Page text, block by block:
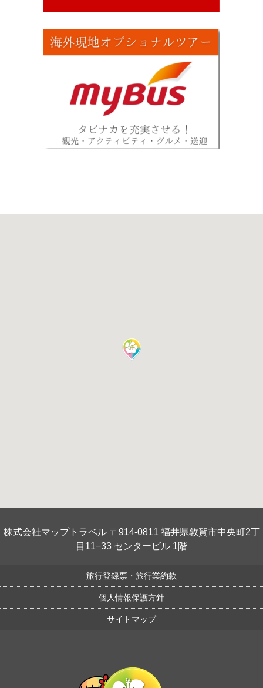
株式会社マップトラベル 〒914-0811 福井県敦賀市中央町2丁
目11−33 センタービル 1階
旅行登録票・旅行業約款
個人情報保護方針
サイトマップ